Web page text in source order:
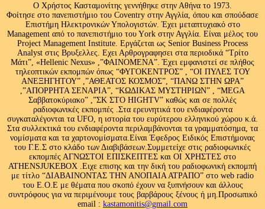
Ο Χρήστος Κασταμονίτης γεννήθηκε στην Αθήνα το 1973.
Φοίτησε στο πανεπιστήμιο του Coventry στην Αγγλία, όπου και σπούδασε
Επιστήμη Ηλεκτρονικών Υπολογιστών. Έχει μεταπτυχιακό στο
Management από το πανεπιστήμιο του Υork στην Αγγλία. Είναι μέλος του
Project Management Institute. Εργάζεται ως Senior Business Process
Analyst στις Βρυξελλες. Εχει Αρθρογραφησει στα περιοδικά “Τρίτο
Μάτι”, «Hellenic Nexus» ,”ΦΑΙΝΟΜΕΝΑ”. Έχει εμφανιστεί σε πλήθος
τηλεοπτικών εκπομπών όπως “ΦΥΓΟΚΕΝΤΡΟΣ” , “ΟΙ ΠΥΛΕΣ ΤΟΥ
ΑΝΕΞΗΓΗΤΟΥ” ,”ΑΘΕΑΤΟΣ ΚΟΣΜΟΣ”, “ΠΑΝΩ ΣΤΗΝ ΩΡΑ”
,”ΑΠΟΡΡΗΤΑ ΣΕΝΑΡΙΑ”, “ΚΩΔΙΚΑΣ ΜΥΣΤΗΡΙΩΝ” , “MEGA
Σαββατοκύριακο” ,”ΣΚ ΣΤΟ HIGHTV” καθώς και σε πολλές
ραδιοφωνικές εκπομπές .Στα ερευνητικά του ενδιαφέροντα
συγκαταλέγονται τα UFO, η ιστορία του ευρύτερου ελληνικού χώρου κ.ά.
Στα συλλεκτικά του ενδιαφέροντα περιλαμβάνονται τα γραμματόσημα, τα
νομίσματα και τα χαρτονομίσματα.Είναι Έφεδρος Ειδικός Επιστήμονας
του Γ.Ε.Σ στο κλάδο των Διαβιβάσεων.Συμμετείχε στις ραδιοφωνικές
εκπομπές ΑΓΝΩΣΤΟΙ ΕΠΙΣΚΕΠΤΕΣ και ΟΙ ΧΡΗΣΤΕΣ στο
ATHENSJUKEBOX .Ειχε επισης και την δική του ραδιοφωνική εκπομπή
με τίτλο “ΔΙΑΒΑΙΝΟΝΤΑΣ ΤΗΝ ΑΝΟΠΑΙΑ ΑΤΡΑΠΟ” στο web radio
του Ε.Ο.Ε με θέματα που σκοπό έχουν να ξυπνήσουν και άλλους
συντρόφους για να περιμένουμε τους βαρβάρους ξένους ή μη.Προσωπικό
email : kastamonitis@gmail.com